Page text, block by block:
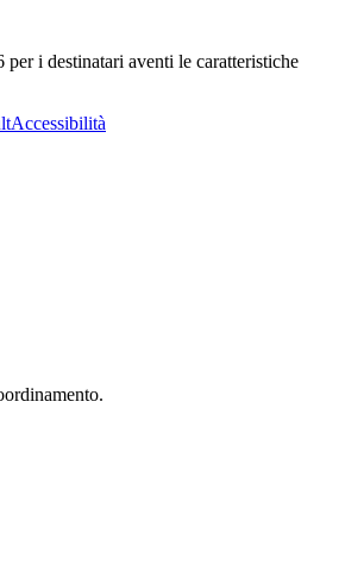
i destinatari aventi le caratteristiche
Accessibilità